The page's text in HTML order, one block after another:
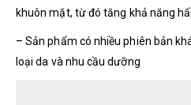
khuôn mặt, từ đó tăng khả năng
– Sản phẩm có nhiều phiên bản
loại da và nhu cầu dưỡng